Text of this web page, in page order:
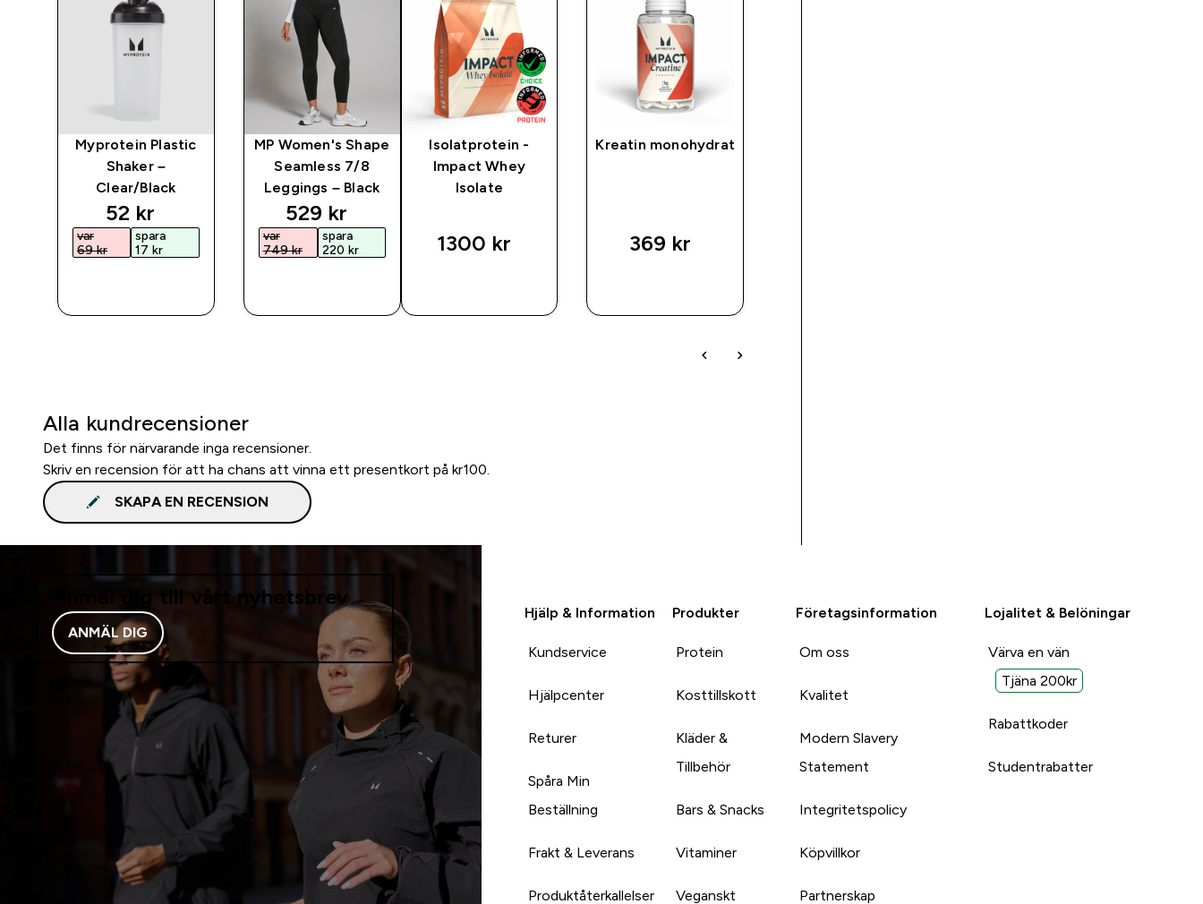
Myprotein Plastic
Shaker –
Clear/Black
discounted price
52 kr‎
var
69 kr‎
spara
17 kr‎
MP Women's Shape
Seamless 7/8
Leggings – Black
discounted price
529 kr‎
var
749 kr‎
spara
220 kr‎
Isolatprotein -
Impact Whey
Isolate
1300 kr‎
Kreatin monohydrat
369 kr‎
Alla kundrecensioner
Det finns för närvarande inga recensioner.
Skriv en recension för att ha chans att vinna ett presentkort på kr100.
SKAPA EN RECENSION
Anmäl dig till vårt nyhetsbrev
ANMÄL DIG
Hjälp & Information
Kundservice
Hjälpcenter
Returer
Spåra Min
Beställning
Frakt & Leverans
Produktåterkallelser
Produkter
Protein
Kosttillskott
Kläder &
Tillbehör
Bars & Snacks
Vitaminer
Veganskt
Företagsinformation
Om oss
Kvalitet
Modern Slavery
Statement
Integritetspolicy
Köpvillkor
Partnerskap
Lojalitet & Belöningar
Värva en vän
Tjäna 200kr
Rabattkoder
Studentrabatter